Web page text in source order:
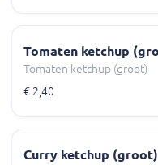
Tomaten ketchup
Tomaten ketchup (groot)
€ 2,40
Curry ketchup (groot)